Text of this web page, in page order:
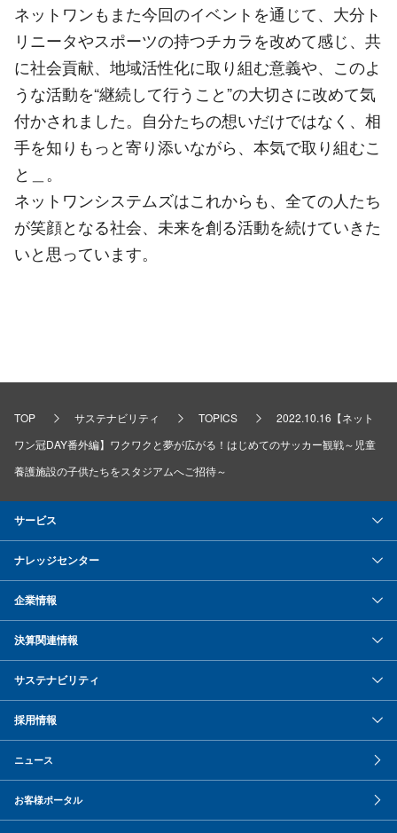
ネットワンもまた今回のイベントを通じて、大分ト
リニータやスポーツの持つチカラを改めて感じ、共
に社会貢献、地域活性化に取り組む意義や、このよ
うな活動を“継続して行うこと”の大切さに改めて気
付かされました。自分たちの想いだけではなく、相
手を知りもっと寄り添いながら、本気で取り組むこ
と＿。
ネットワンシステムズはこれからも、全ての人たち
が笑顔となる社会、未来を創る活動を続けていきた
いと思っています。
TOP サステナビリティ TOPICS
2022.10.16【ネット
ワン冠DAY番外編】ワクワクと夢が広がる！はじめてのサッカー観戦～児童
養護施設の子供たちをスタジアムへご招待～
サービス
ナレッジセンター
企業情報
決算関連情報
サステナビリティ
採用情報
ニュース
お客様ポータル